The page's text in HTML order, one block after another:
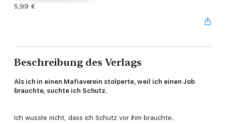
5,99 €
Beschreibung des Verlags
Als ich in einen Mafiaverein stolperte, weil ich einen Job
brauchte, suchte ich Schutz.
Ich wusste nicht, dass ich Schutz vor ihm brauchte.